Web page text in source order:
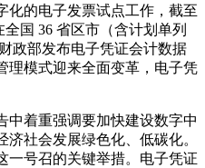
化的电子发票试点工作，截至
国 36 省区市（含计划单列
政部发布电子凭证会计数据
理模式迎来全面变革，电子凭
中着重强调要加快建设数字中
社会发展绿色化、低碳化。
一号召的关键举措。电子凭证